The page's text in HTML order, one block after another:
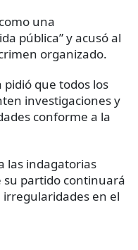
una
pública” y acusó al
organizado.
que todos los
investigaciones y
conforme a la
las indagatorias
partido continuará
en el